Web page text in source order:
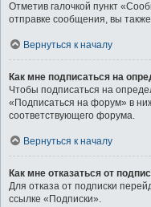
Отметив галочкой пункт
отправке сообщения, вы
Вернуться к началу
Как мне подписаться на
Чтобы подписаться на
«Подписаться на форум» в
соответствующего форума.
Вернуться к началу
Как мне отказаться от
Для отказа от подписки
ссылке «Подписки».